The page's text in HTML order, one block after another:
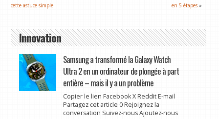
cette astuce simple
en 5 étapes »
Innovation
Samsung a transformé la Galaxy Watch
Ultra 2 en un ordinateur de plongée à part
entière – mais il y a un problème
Copier le lien Facebook X Reddit E-mail
Partagez cet article 0 Rejoignez la
conversation Suivez-nous Ajoutez-nous